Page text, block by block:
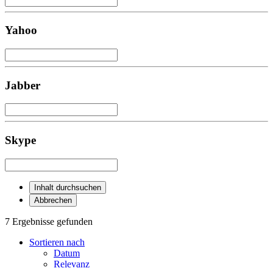
Yahoo
Jabber
Skype
Inhalt durchsuchen
Abbrechen
7 Ergebnisse gefunden
Sortieren nach
Datum
Relevanz